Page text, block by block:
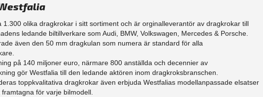
1.300 olika dragkrokar i sitt sortiment och är orginalleverantör av dragkrokar till
ledande biltillverkare som Audi, BMW, Volkswagen, Mercedes & Porsche.
även den 50 mm dragkulan som numera är standard för alla
på 140 miljoner euro, närmare 800 anställda och decennier av
gör Westfalia till den ledande aktören inom dragkroksbranschen.
toppkvalitativa dragkrokar även erbjuda Westfalias modellanpassade elsatser
för varje bilmodell.